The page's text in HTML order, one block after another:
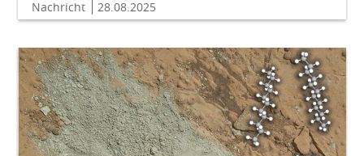
Nachricht 28.08.2025